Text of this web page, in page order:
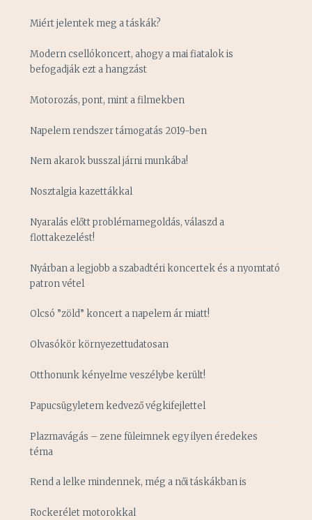
Miért jelentek meg a táskák?
Modern csellókoncert, ahogy a mai fiatalok is
befogadják ezt a hangzást
Motorozás, pont, mint a filmekben
Napelem rendszer támogatás 2019-ben
Nem akarok busszal járni munkába!
Nosztalgia kazettákkal
Nyaralás előtt problémamegoldás, válaszd a
flottakezelést!
Nyárban a legjobb a szabadtéri koncertek és a nyomtató
patron vétel
Olcsó ”zöld” koncert a napelem ár miatt!
Olvasókör környezettudatosan
Otthonunk kényelme veszélybe került!
Papucsügyletem kedvező végkifejlettel
Plazmavágás – zene füleimnek egy ilyen éredekes
téma
Rend a lelke mindennek, még a női táskákban is
Rockerélet motorokkal